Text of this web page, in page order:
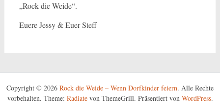
„Rock die Weide“.
Euere Jessy & Euer Steff
Copyright © 2026 Rock die Weide – Wenn Dorfkinder feiern. Alle Rechte
vorbehalten. Theme: Radiatevon ThemeGrill. Präsentiert von WordPress.